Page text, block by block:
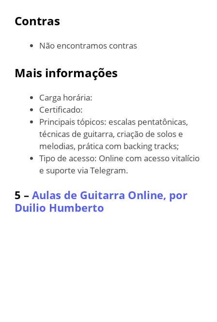
Contras
Não encontramos contras
Mais informações
Carga horária:
Certificado:
Principais tópicos: escalas pentatônicas,
técnicas de guitarra, criação de solos e
melodias, prática com backing tracks;
Tipo de acesso: Online com acesso vitalício
e suporte via Telegram.
5 – Aulas de Guitarra Online, por
Duilio Humberto